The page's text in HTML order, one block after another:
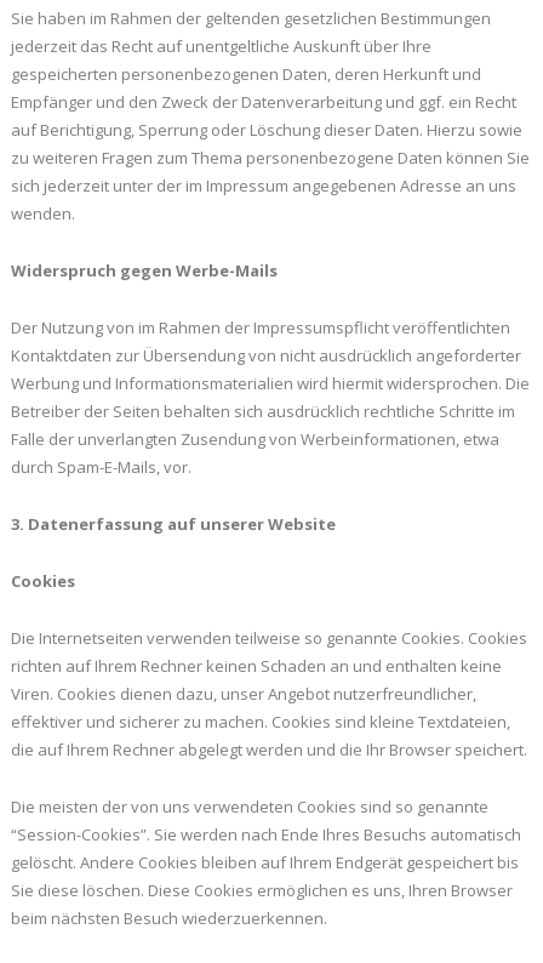
Sie haben im Rahmen der geltenden gesetzlichen Bestimmungen
jederzeit das Recht auf unentgeltliche Auskunft über Ihre
gespeicherten personenbezogenen Daten, deren Herkunft und
Empfänger und den Zweck der Datenverarbeitung und ggf. ein Recht
auf Berichtigung, Sperrung oder Löschung dieser Daten. Hierzu sowie
zu weiteren Fragen zum Thema personenbezogene Daten können Sie
sich jederzeit unter der im Impressum angegebenen Adresse an uns
wenden.
Widerspruch gegen Werbe-Mails
Der Nutzung von im Rahmen der Impressumspflicht veröffentlichten
Kontaktdaten zur Übersendung von nicht ausdrücklich angeforderter
Werbung und Informationsmaterialien wird hiermit widersprochen. Die
Betreiber der Seiten behalten sich ausdrücklich rechtliche Schritte im
Falle der unverlangten Zusendung von Werbeinformationen, etwa
durch Spam-E-Mails, vor.
3. Datenerfassung auf unserer Website
Cookies
Die Internetseiten verwenden teilweise so genannte Cookies. Cookies
richten auf Ihrem Rechner keinen Schaden an und enthalten keine
Viren. Cookies dienen dazu, unser Angebot nutzerfreundlicher,
effektiver und sicherer zu machen. Cookies sind kleine Textdateien,
die auf Ihrem Rechner abgelegt werden und die Ihr Browser speichert.
Die meisten der von uns verwendeten Cookies sind so genannte
“Session-Cookies”. Sie werden nach Ende Ihres Besuchs automatisch
gelöscht. Andere Cookies bleiben auf Ihrem Endgerät gespeichert bis
Sie diese löschen. Diese Cookies ermöglichen es uns, Ihren Browser
beim nächsten Besuch wiederzuerkennen.